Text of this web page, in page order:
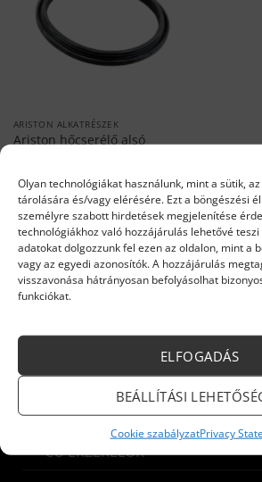
Olyan technológiákat használunk, mint a sütik,
tárolására és/vagy elérésére. Ezt a böngészési
személyre szabott hirdetések megjelenítése
technológiákhoz való hozzájárulás lehetővé
adatokat dolgozzunk fel ezen az oldalon, mint a
vagy az egyedi azonosítók. A hozzájárulás
visszavonása hátrányosan befolyásolhat
funkciókat.
ELFOGADÁS
BEÁLLÍTÁSI
Cookie szabályzatPrivacy
ARISTON ALKATRÉSZEK
Ariston hőcserélő alsó
price
was:
4
350 Ft.
price
is:
3
449 Ft.
Készleten
KOSÁRBA TESZEM
Kazánok és készülékek
ELEKTROMOS KÉSZÜLÉKEK
CO ÉRZÉKELŐK